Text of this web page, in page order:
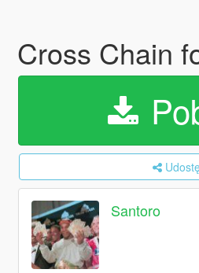
Cross Chain
Santoro